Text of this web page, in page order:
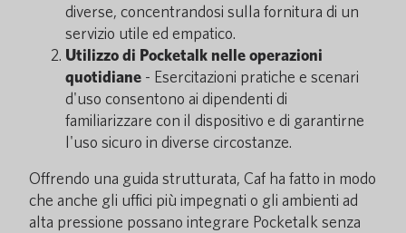
diverse, concentrandosi sulla fornitura di un
servizio utile ed empatico.
Utilizzo di Pocketalk nelle operazioni
quotidiane - Esercitazioni pratiche e scenari
d'uso consentono ai dipendenti di
familiarizzare con il dispositivo e di garantirne
l'uso sicuro in diverse circostanze.
Offrendo una guida strutturata, Caf ha fatto in modo
che anche gli uffici più impegnati o gli ambienti ad
alta pressione possano integrare Pocketalk senza